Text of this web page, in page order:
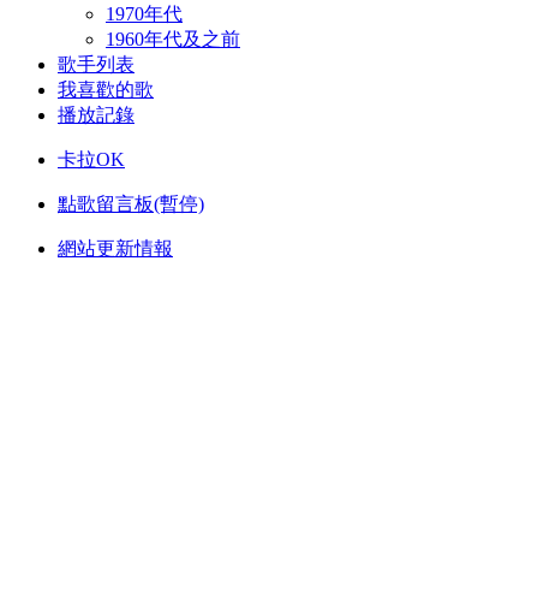
1970年代
1960年代及之前
歌手列表
我喜歡的歌
播放記錄
卡拉OK
點歌留言板(暫停)
網站更新情報